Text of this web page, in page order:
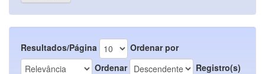
Resultados/Página
Ordenar por
Ordenar
Registro(s)